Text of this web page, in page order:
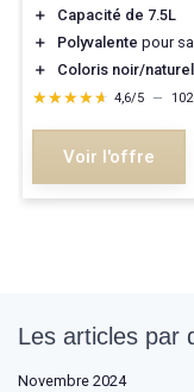
＋
Capacité de 7.5L
＋
Polyvalente pour
＋
Coloris noir/naturel
★★★★★
★★★★★ 4,6/5 —
Voir l'offre
Les articles par
Novembre 2024